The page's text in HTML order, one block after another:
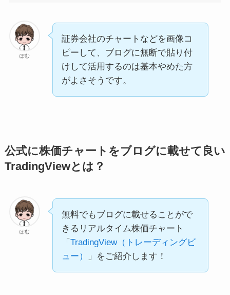
ぽむ
証券会社のチャートなどを画像コ
ピーして、ブログに無断で貼り付
けして活用するのは基本やめた方
がよさそうです。
公式に株価チャートをブログに載せて良い
TradingViewとは？
ぽむ
無料でもブログに載せることがで
きるリアルタイム株価チャート
「 TradingView（トレーディングビ
ュー）
」をご紹介します！